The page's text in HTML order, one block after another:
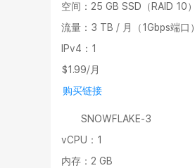
空间：25 GB SSD（RAID 10）
流量：3 TB / 月（1Gbps端口）
IPv4：1
$1.99/月
购买链接
SNOWFLAKE-3
vCPU：1
内存：2 GB